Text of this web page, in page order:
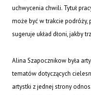
uchwycenia chwili. Tytuł
może być w trakcie
sugeruje układ dłoni, jakby
Alina Szapocznikow była
tematów dotyczących
artystki z jednej strony